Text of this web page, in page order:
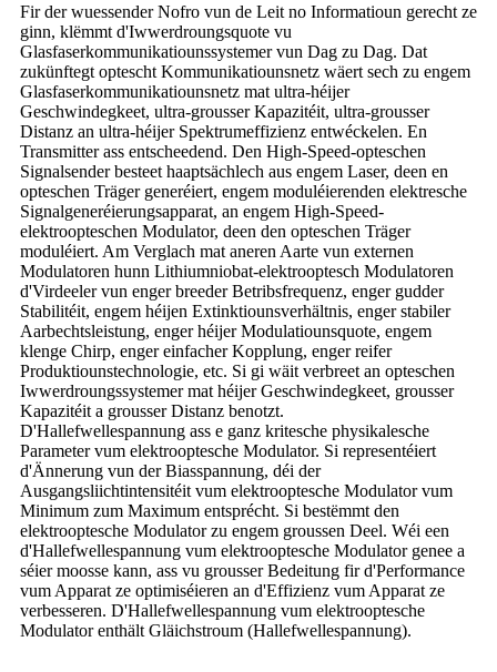
Fir der wuessender Nofro vun de Leit no Informatioun gerecht ze
ginn, klëmmt d'Iwwerdroungsquote vu
Glasfaserkommunikatiounssystemer vun Dag zu Dag. Dat
zukünftegt optescht Kommunikatiounsnetz wäert sech zu engem
Glasfaserkommunikatiounsnetz mat ultra-héijer
Geschwindegkeet, ultra-grousser Kapazitéit, ultra-grousser
Distanz an ultra-héijer Spektrumeffizienz entwéckelen. En
Transmitter ass entscheedend. Den High-Speed-opteschen
Signalsender besteet haaptsächlech aus engem Laser, deen en
opteschen Träger generéiert, engem moduléierenden elektresche
Signalgeneréierungsapparat, an engem High-Speed-
elektroopteschen Modulator, deen den opteschen Träger
moduléiert. Am Verglach mat aneren Aarte vun externen
Modulatoren hunn Lithiumniobat-elektrooptesch Modulatoren
d'Virdeeler vun enger breeder Betribsfrequenz, enger gudder
Stabilitéit, engem héijen Extinktiounsverhältnis, enger stabiler
Aarbechtsleistung, enger héijer Modulatiounsquote, engem
klenge Chirp, enger einfacher Kopplung, enger reifer
Produktiounstechnologie, etc. Si gi wäit verbreet an opteschen
Iwwerdroungssystemer mat héijer Geschwindegkeet, grousser
Kapazitéit a grousser Distanz benotzt.
D'Hallefwellespannung ass e ganz kritesche physikalesche
Parameter vum elektrooptesche Modulator. Si representéiert
d'Ännerung vun der Biasspannung, déi der
Ausgangsliichtintensitéit vum elektrooptesche Modulator vum
Minimum zum Maximum entsprécht. Si bestëmmt den
elektrooptesche Modulator zu engem groussen Deel. Wéi een
d'Hallefwellespannung vum elektrooptesche Modulator genee a
séier moosse kann, ass vu grousser Bedeitung fir d'Performance
vum Apparat ze optimiséieren an d'Effizienz vum Apparat ze
verbesseren. D'Hallefwellespannung vum elektrooptesche
Modulator enthält Gläichstroum (Hallefwellespannung).